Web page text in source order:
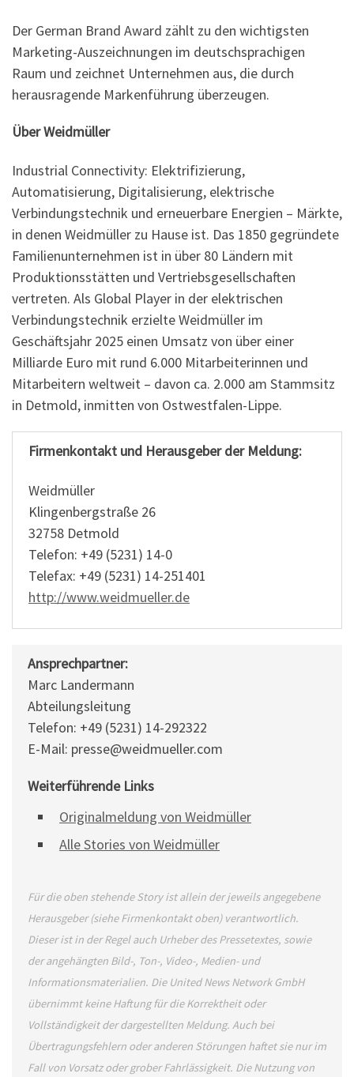
Der German Brand Award zählt zu den wichtigsten
Marketing-Auszeichnungen im deutschsprachigen
Raum und zeichnet Unternehmen aus, die durch
herausragende Markenführung überzeugen.
Über Weidmüller
Industrial Connectivity: Elektrifizierung,
Automatisierung, Digitalisierung, elektrische
Verbindungstechnik und erneuerbare Energien – Märkte,
in denen Weidmüller zu Hause ist. Das 1850 gegründete
Familienunternehmen ist in über 80 Ländern mit
Produktionsstätten und Vertriebsgesellschaften
vertreten. Als Global Player in der elektrischen
Verbindungstechnik erzielte Weidmüller im
Geschäftsjahr 2025 einen Umsatz von über einer
Milliarde Euro mit rund 6.000 Mitarbeiterinnen und
Mitarbeitern weltweit – davon ca. 2.000 am Stammsitz
in Detmold, inmitten von Ostwestfalen-Lippe.
Firmenkontakt und Herausgeber der Meldung:
Weidmüller
Klingenbergstraße 26
32758 Detmold
Telefon: +49 (5231) 14-0
Telefax: +49 (5231) 14-251401
http://www.weidmueller.de
Ansprechpartner:
Marc Landermann
Abteilungsleitung
Telefon: +49 (5231) 14-292322
E-Mail: presse@weidmueller.com
Weiterführende Links
Originalmeldung von Weidmüller
Alle Stories von Weidmüller
Für die oben stehende Story ist allein der jeweils angegebene
Herausgeber (siehe Firmenkontakt oben) verantwortlich.
Dieser ist in der Regel auch Urheber des Pressetextes, sowie
der angehängten Bild-, Ton-, Video-, Medien- und
Informationsmaterialien. Die United News Network GmbH
übernimmt keine Haftung für die Korrektheit oder
Vollständigkeit der dargestellten Meldung. Auch bei
Übertragungsfehlern oder anderen Störungen haftet sie nur im
Fall von Vorsatz oder grober Fahrlässigkeit. Die Nutzung von